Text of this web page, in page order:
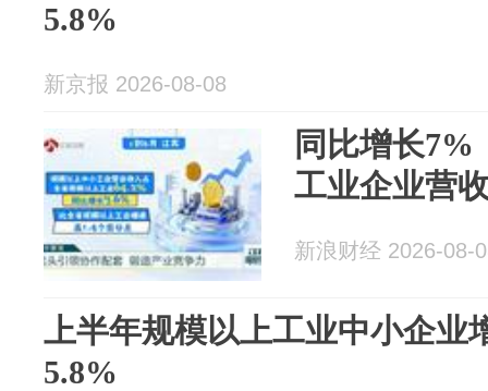
5.8%
新京报 2026-08-08
同比增长7%
工业企业营
新浪财经 2026-08-
上半年规模以上工业中小企业
5.8%